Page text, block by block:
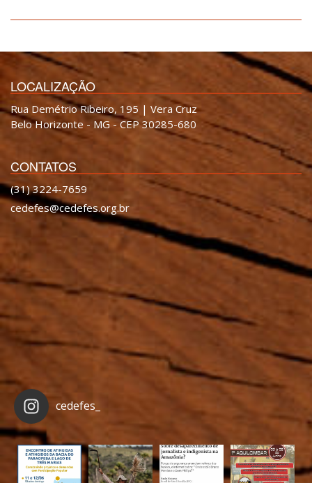
LOCALIZAÇÃO
Rua Demétrio Ribeiro, 195 | Vera Cruz
Belo Horizonte - MG - CEP 30285-680
CONTATOS
(31) 3224-7659
cedefes@cedefes.org.br
cedefes_